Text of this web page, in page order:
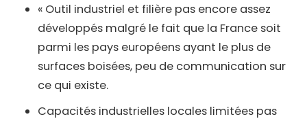
« Outil industriel et filière pas encore assez
développés malgré le fait que la France soit
parmi les pays européens ayant le plus de
surfaces boisées, peu de communication sur
ce qui existe.
Capacités industrielles locales limitées pas